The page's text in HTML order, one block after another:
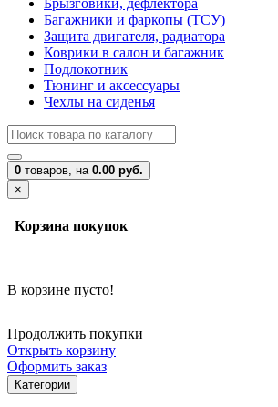
Брызговики, дефлектора
Багажники и фаркопы (ТСУ)
Защита двигателя, радиатора
Коврики в салон и багажник
Подлокотник
Тюнинг и аксессуары
Чехлы на сиденья
0 товаров, на 0.00 руб.
×
Корзина покупок
В корзине пусто!
Продолжить покупки
Открыть корзину
Оформить заказ
Категории